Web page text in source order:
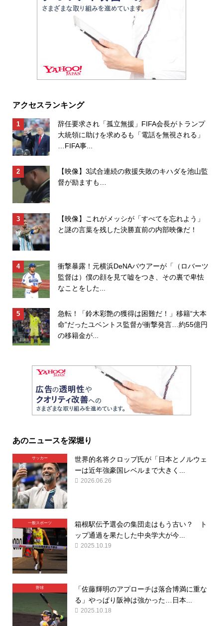
アクセスランキング
辞任要求され「孤立無援」FIFA会長がトランプ
大統領に助けを求めるも「電話を無視される」
…FIFA事...
【映像】3試合連続の救援失敗のキハダを池山監
督が励ますも…
【映像】これがメッシが「すべてを忘れよう」
と謎の言葉を残した決勝直前の内部映像だ！
衝撃暴露！元横浜DeNAバウアーが「（ロバーツ
監督は）僕の顔を見て嘘をつき、その裏で卑怯
なことをした...
急転！「鈴木彩艶の獲得は困難だ！」移籍“大本
命”だったユベントス監督が衝撃発言…約55億円
の移籍金が...
あのニュースを深堀り
サッカー
世界的名将クロップ氏が「日本とノルウェ
ーは近年強豪国レベルまで大きく...
2026.06.26
一般スポーツ
箱根駅伝予選会の集団走はもう古い？ ト
ップ通過を果たした中央学大が今...
2025.10.19
野球
「佐藤輝明のアプローチは落合博満に重な
る」やっぱり阪神は強かった…日本...
2025.10.18